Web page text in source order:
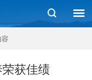
获佳绩